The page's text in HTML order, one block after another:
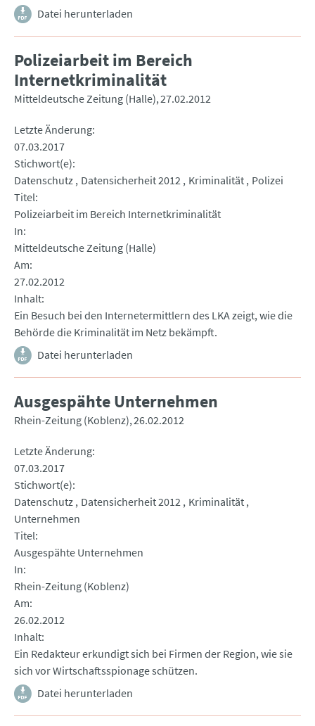
Datei herunterladen
Polizeiarbeit im Bereich
Internetkriminalität
Mitteldeutsche Zeitung (Halle) 27.02.2012
Letzte Änderung
07.03.2017
Stichwort(e)
Datenschutz Datensicherheit 2012 Kriminalität Polizei
Titel
Polizeiarbeit im Bereich Internetkriminalität
In
Mitteldeutsche Zeitung (Halle)
Am
27.02.2012
Inhalt
Ein Besuch bei den Internetermittlern des LKA zeigt, wie die
Behörde die Kriminalität im Netz bekämpft.
Datei herunterladen
Ausgespähte Unternehmen
Rhein-Zeitung (Koblenz) 26.02.2012
Letzte Änderung
07.03.2017
Stichwort(e)
Datenschutz Datensicherheit 2012 Kriminalität
Unternehmen
Titel
Ausgespähte Unternehmen
In
Rhein-Zeitung (Koblenz)
Am
26.02.2012
Inhalt
Ein Redakteur erkundigt sich bei Firmen der Region, wie sie
sich vor Wirtschaftsspionage schützen.
Datei herunterladen